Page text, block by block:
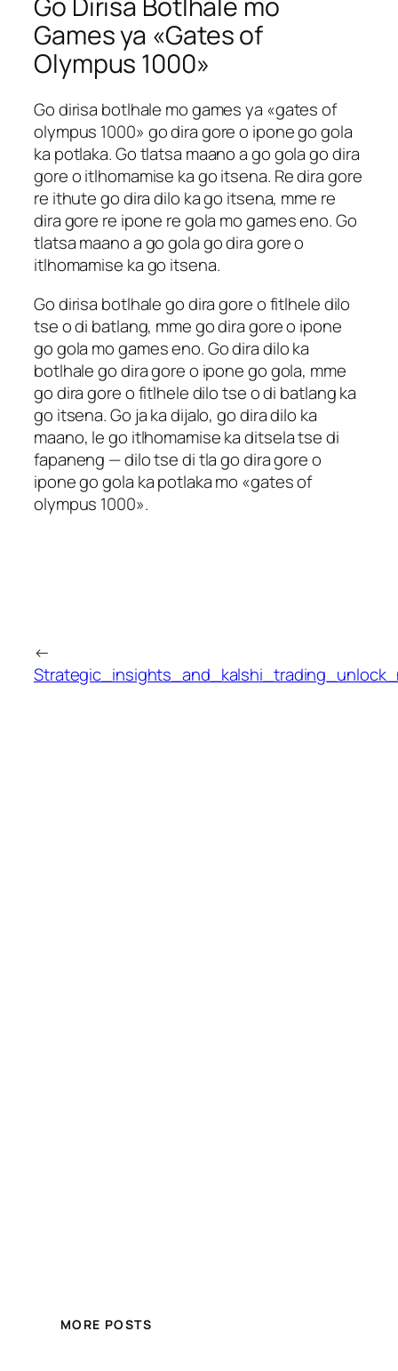
Games ya «Gates of
Olympus 1000»
Go dirisa botlhale mo games ya «gates of
olympus 1000» go dira gore o ipone go gola
ka potlaka. Go tlatsa maano a go gola go dira
gore o itlhomamise ka go itsena. Re dira gore
re ithute go dira dilo ka go itsena, mme re
dira gore re ipone re gola mo games eno. Go
tlatsa maano a go gola go dira gore o
itlhomamise ka go itsena.
Go dirisa botlhale go dira gore o fitlhele dilo
tse o di batlang, mme go dira gore o ipone
go gola mo games eno. Go dira dilo ka
botlhale go dira gore o ipone go gola, mme
go dira gore o fitlhele dilo tse o di batlang ka
go itsena. Go ja ka dijalo, go dira dilo ka
maano, le go itlhomamise ka ditsela tse di
fapaneng — dilo tse di tla go dira gore o
ipone go gola ka potlaka mo «gates of
olympus 1000».
←
MORE POSTS